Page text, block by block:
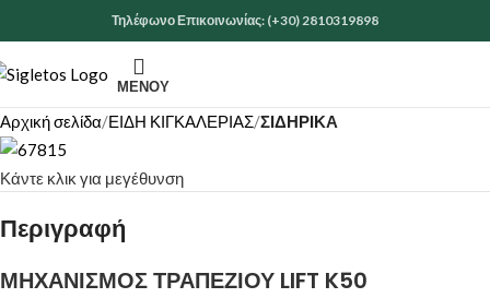
Τηλέφωνο Επικοινωνίας: (+30) 2810319898
ΜΕΝΟΎ
Αρχική σελίδα ΕΙΔΗ ΚΙΓΚΑΛΕΡΙΑΣ ΣΙΔΗΡΙΚΑ
Κάντε κλικ για μεγέθυνση
Περιγραφή
ΜΗΧΑΝΙΣΜΟΣ ΤΡΑΠΕΖΙΟΥ LIFT K50